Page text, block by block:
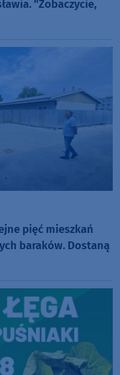
"Zobaczycie,
pięć mieszkań
baraków. Dostaną